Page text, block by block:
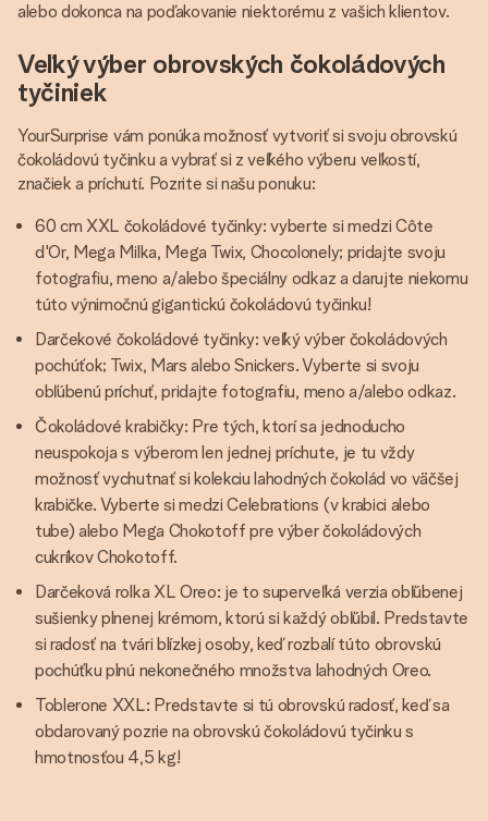
alebo dokonca na poďakovanie niektorému z vašich klientov.
Veľký výber obrovských čokoládových
tyčiniek
YourSurprise vám ponúka možnosť vytvoriť si svoju obrovskú
čokoládovú tyčinku a vybrať si z veľkého výberu veľkostí,
značiek a príchutí. Pozrite si našu ponuku:
60 cm XXL čokoládové tyčinky: vyberte si medzi Côte
d'Or, Mega Milka, Mega Twix, Chocolonely; pridajte svoju
fotografiu, meno a/alebo špeciálny odkaz a darujte niekomu
túto výnimočnú gigantickú čokoládovú tyčinku!
Darčekové čokoládové tyčinky: veľký výber čokoládových
pochúťok; Twix, Mars alebo Snickers. Vyberte si svoju
obľúbenú príchuť, pridajte fotografiu, meno a/alebo odkaz.
Čokoládové krabičky: Pre tých, ktorí sa jednoducho
neuspokoja s výberom len jednej príchute, je tu vždy
možnosť vychutnať si kolekciu lahodných čokolád vo väčšej
krabičke. Vyberte si medzi Celebrations (v krabici alebo
tube) alebo Mega Chokotoff pre výber čokoládových
cukríkov Chokotoff.
Darčeková rolka XL Oreo: je to superveľká verzia obľúbenej
sušienky plnenej krémom, ktorú si každý obľúbil. Predstavte
si radosť na tvári blízkej osoby, keď rozbalí túto obrovskú
pochúťku plnú nekonečného množstva lahodných Oreo.
Toblerone XXL: Predstavte si tú obrovskú radosť, keď sa
obdarovaný pozrie na obrovskú čokoládovú tyčinku s
hmotnosťou 4,5 kg!